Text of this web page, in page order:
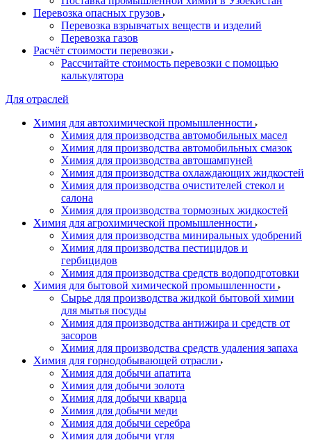
Перевозка опасных грузов
Перевозка взрывчатых веществ и изделий
Перевозка газов
Расчёт стоимости перевозки
Рассчитайте стоимость перевозки с помощью
калькулятора
Для отраслей
Химия для автохимической промышленности
Химия для производства автомобильных масел
Химия для производства автомобильных смазок
Химия для производства автошампуней
Химия для производства охлаждающих жидкостей
Химия для производства очистителей стекол и
салона
Химия для производства тормозных жидкостей
Химия для агрохимической промышленности
Химия для производства миниральных удобрений
Химия для производства пестицидов и
гербицидов
Химия для производства средств водоподготовки
Химия для бытовой химической промышленности
Сырье для производства жидкой бытовой химии
для мытья посуды
Химия для производства антижира и средств от
засоров
Химия для производства средств удаления запаха
Химия для горнодобывающей отрасли
Химия для добычи апатита
Химия для добычи золота
Химия для добычи кварца
Химия для добычи меди
Химия для добычи серебра
Химия для добычи угля